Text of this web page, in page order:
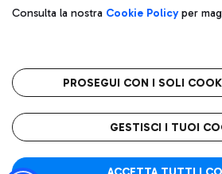
Gelateria
Wine Bar & Sparkling
Raggiungi l’aeroporto senza
Scopri la nostra offerta per una
Mappa Aeroporto Fiumicino
Privacy policy
Note
Roma FCO
L'aeroporto
Consulta la nostra Cookie Policyper
PROSEGUI CON I SOLI
GESTISCI I TUOI